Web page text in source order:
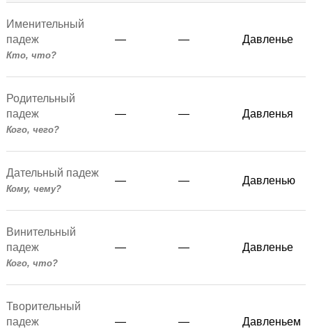
Именительный
падеж
Кто, что?
— — Давленье
Родительный
падеж
Кого, чего?
— — Давленья
Дательный падеж
Кому, чему?
— — Давленью
Винительный
падеж
Кого, что?
— — Давленье
Творительный
падеж
— — Давленьем